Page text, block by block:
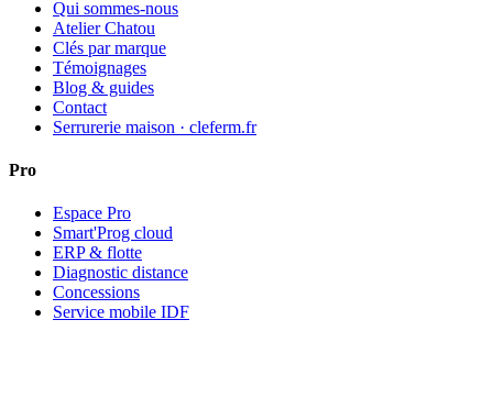
Qui sommes-nous
Atelier Chatou
Clés par marque
Témoignages
Blog & guides
Contact
Serrurerie maison · cleferm.fr
Pro
Espace Pro
Smart'Prog cloud
ERP & flotte
Diagnostic distance
Concessions
Service mobile IDF